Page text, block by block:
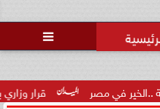

قرار وزاري بتكليف مصر